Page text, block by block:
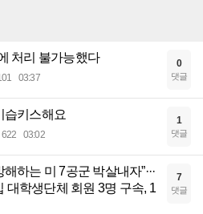
처리 불가능했다
03:37
0
댓글
습키스해요
622 03:02
1
댓글
하는 미 7공군 박살내자”···
대학생단체 회원 3명 구속, 1
7
댓글